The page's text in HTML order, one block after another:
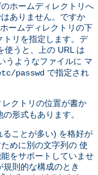
ホームディレクトリへ
ありません。ですか
ームディレクトリの下
トリを指定します。デ
使うと、上の URL は
うようなファイルに マ
passwd で指定され
レクトリの位置が書か
形式もあります。
ことが多い) を格好が
めに別の文字列の 使
をサポートしていませ
則的な構成のとき